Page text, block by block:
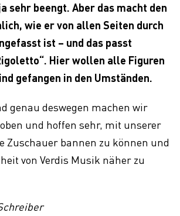
sehr beengt. Aber das macht den
wie er von allen Seiten durch
ist – und das passt
Hier wollen alle Figuren
gefangen in den Umständen.
genau deswegen machen wir
und hoffen sehr, mit unserer
Zuschauer bannen zu können und
von Verdis Musik näher zu